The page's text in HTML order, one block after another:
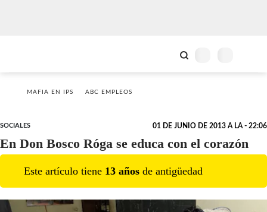
MAFIA EN IPS ABC EMPLEOS
SOCIALES 01 DE JUNIO DE 2013 A LA - 22:06
En Don Bosco Róga se educa con el corazón
Este artículo tiene 13 años de antigüedad